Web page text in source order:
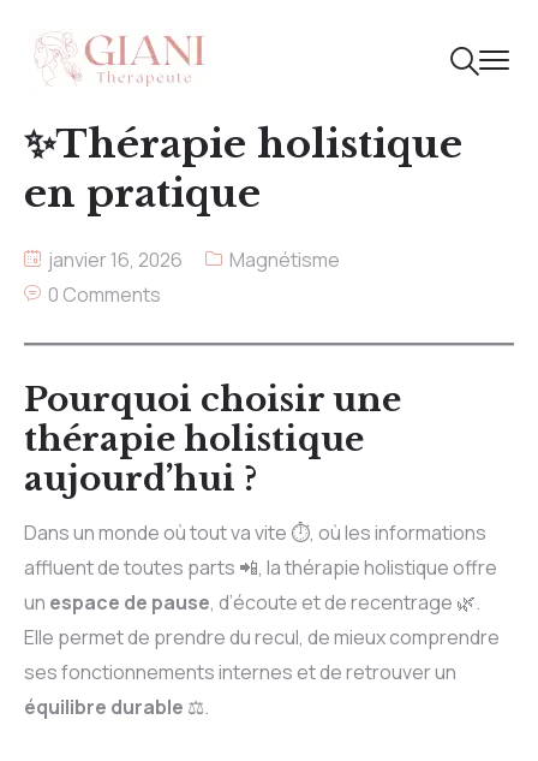
✨Thérapie holistique
en pratique
janvier 16, 2026
Magnétisme
0 Comments
Pourquoi choisir une
thérapie holistique
aujourd’hui ?
Dans un monde où tout va vite ⏱️, où les informations
affluent de toutes parts 📲, la thérapie holistique offre
un espace de pause, d’écoute et de recentrage 🌿.
Elle permet de prendre du recul, de mieux comprendre
ses fonctionnements internes et de retrouver un
équilibre durable ⚖️.